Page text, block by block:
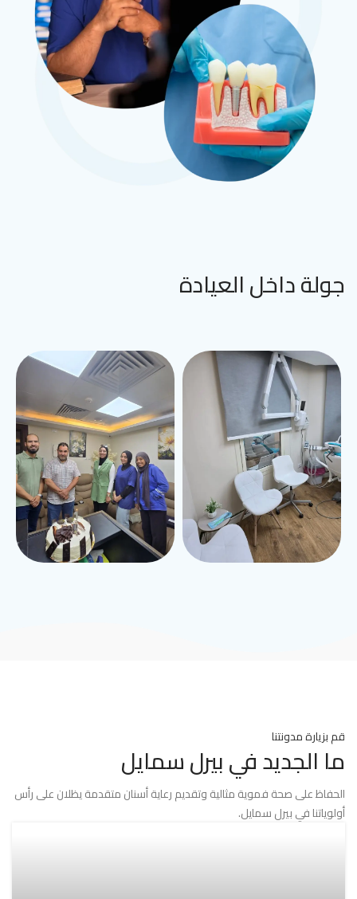
جولة داخل العيادة
قم بزيارة مدونتنا
ما الجديد في بيرل سمايل
الحفاظ على صحة فموية مثالية وتقديم رعاية أسنان متقدمة يظلان على رأس
أولوياتنا في بيرل سمايل.